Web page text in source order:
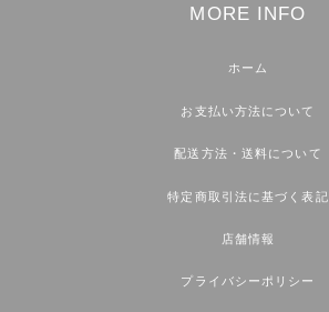
MORE INFO
ホーム
お支払い方法について
配送方法・送料について
特定商取引法に基づく表記
店舗情報
プライバシーポリシー